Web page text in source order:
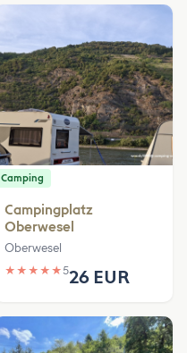
Camping
Campingplatz
Oberwesel
Oberwesel
★ ★ ★ ★ ★526 EUR